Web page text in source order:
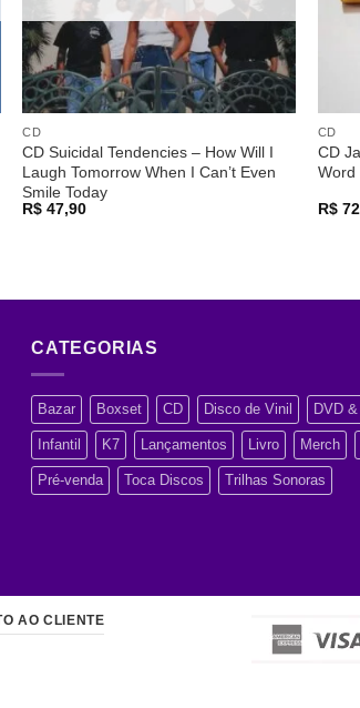
CD
CD Suicidal Tendencies – How Will I
Laugh Tomorrow When I Can’t Even
Smile Today
R$ 47,90
CD
CD
Word
R$
CATEGORIAS
Bazar Boxset CD Disco de Vinil DVD
Infantil K7 Lançamentos Livro Merch
Pré-venda Toca Discos Trilhas Sonoras
AO CLIENTE